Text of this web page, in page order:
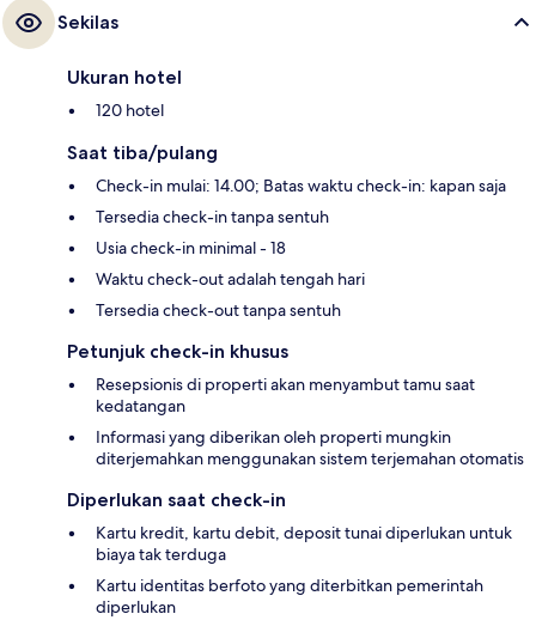
Sekilas
Ukuran hotel
120 hotel
Saat tiba/pulang
Check-in mulai: 14.00; Batas waktu check-in: kapan saja
Tersedia check-in tanpa sentuh
Usia check-in minimal - 18
Waktu check-out adalah tengah hari
Tersedia check-out tanpa sentuh
Petunjuk check-in khusus
Resepsionis di properti akan menyambut tamu saat
kedatangan
Informasi yang diberikan oleh properti mungkin
diterjemahkan menggunakan sistem terjemahan otomatis
Diperlukan saat check-in
Kartu kredit, kartu debit, deposit tunai diperlukan untuk
biaya tak terduga
Kartu identitas berfoto yang diterbitkan pemerintah
diperlukan